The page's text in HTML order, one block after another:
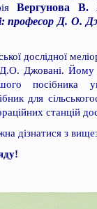
Вергунова
професор Д. О.
дослідної
Д.О. Джовані. Йому
посібника
для
станцій
дізнатися з